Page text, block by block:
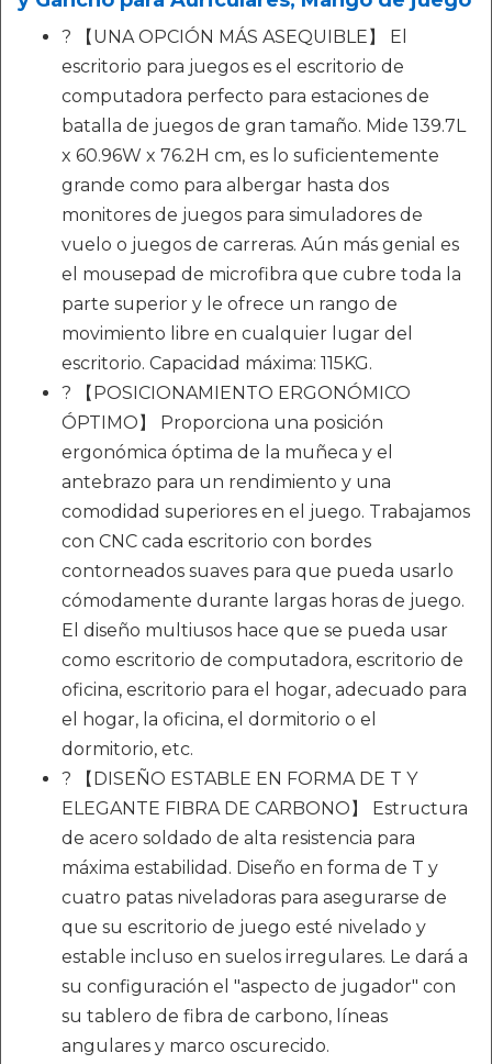
? 【UNA OPCIÓN MÁS ASEQUIBLE】 El
escritorio para juegos es el escritorio de
computadora perfecto para estaciones de
batalla de juegos de gran tamaño. Mide 139.7L
x 60.96W x 76.2H cm, es lo suficientemente
grande como para albergar hasta dos
monitores de juegos para simuladores de
vuelo o juegos de carreras. Aún más genial es
el mousepad de microfibra que cubre toda la
parte superior y le ofrece un rango de
movimiento libre en cualquier lugar del
escritorio. Capacidad máxima: 115KG.
? 【POSICIONAMIENTO ERGONÓMICO
ÓPTIMO】 Proporciona una posición
ergonómica óptima de la muñeca y el
antebrazo para un rendimiento y una
comodidad superiores en el juego. Trabajamos
con CNC cada escritorio con bordes
contorneados suaves para que pueda usarlo
cómodamente durante largas horas de juego.
El diseño multiusos hace que se pueda usar
como escritorio de computadora, escritorio de
oficina, escritorio para el hogar, adecuado para
el hogar, la oficina, el dormitorio o el
dormitorio, etc.
? 【DISEÑO ESTABLE EN FORMA DE T Y
ELEGANTE FIBRA DE CARBONO】 Estructura
de acero soldado de alta resistencia para
máxima estabilidad. Diseño en forma de T y
cuatro patas niveladoras para asegurarse de
que su escritorio de juego esté nivelado y
estable incluso en suelos irregulares. Le dará a
su configuración el "aspecto de jugador" con
su tablero de fibra de carbono, líneas
angulares y marco oscurecido.